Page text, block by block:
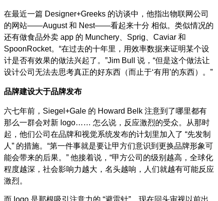
在最近一篇 Designer+Greeks 的访谈中，他指出物联网公司
的网站——August和 Nest——看起来十分 相似。类似情况的
还有做食品外卖 app 的 Munchery Sprig Caviar 和
SpoonRocket。 “在过去的十年里，用效率数据来证明某个设
计是否有效果的做法兴起了。 ”Jim Bull 说， “但是这个做法让
设计公司无法去思考真正的好东西（而止于‘有用 ’的东西）。 ”
品牌建设大于品牌发布
六七年前， Siegel+Gale 的 Howard Belk 注意到了哪里都有
那么一群会对新 logo…… 怎么说，反应激烈的受众。从那时
起，他们公司在品牌和视觉系统发布的计划里加入了 “先发制
人 ” 的措施。 “第一件事就是要让甲方们意识到更换品牌形象可
能会带来的后果。 ” 他接着说， “甲方公司的级别越高，全球化
程度越深，社会影响力越大，名头越响，人们就越有可能反应
激烈。
而 logo 是那根吸引注意力的 “避雷针” 。现在回头审视以前出